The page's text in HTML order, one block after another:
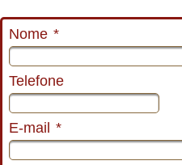
Nome *
Telefone
E-mail *